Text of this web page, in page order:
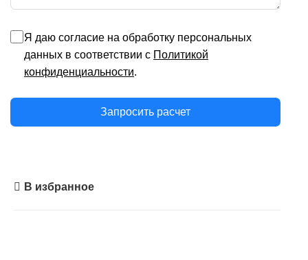
Я даю согласие на обработку персональных
данных в соответствии с Политикой
конфиденциальности.
Запросить расчет
В избранное